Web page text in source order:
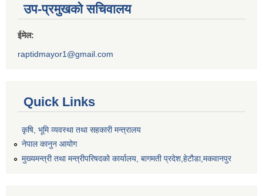
उप-प्रमुखको सचिवालय
ईमेल:
raptidmayor1@gmail.com
Quick Links
कृषि, भूमि व्यवस्था तथा सहकारी मन्त्रालय
नेपाल कानुन आयोग
मुख्यमन्त्री तथा मन्त्रीपरिषदको कार्यालय, बागमती प्रदेश,हेटाैडा,मकवानपुर